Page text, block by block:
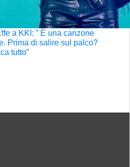
a KKI: ” È una canzone
Prima di salire sul palco?
tutto”